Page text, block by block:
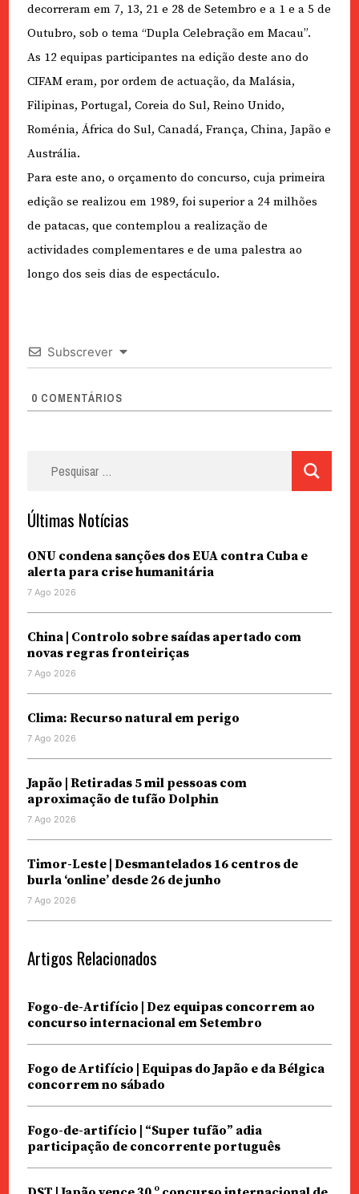
decorreram em 7, 13, 21 e 28 de Setembro e a 1 e a 5 de
Outubro, sob o tema “Dupla Celebração em Macau”.
As 12 equipas participantes na edição deste ano do
CIFAM eram, por ordem de actuação, da Malásia,
Filipinas, Portugal, Coreia do Sul, Reino Unido,
Roménia, África do Sul, Canadá, França, China, Japão e
Austrália.
Para este ano, o orçamento do concurso, cuja primeira
edição se realizou em 1989, foi superior a 24 milhões
de patacas, que contemplou a realização de
actividades complementares e de uma palestra ao
longo dos seis dias de espectáculo.
Subscrever
0 COMENTÁRIOS
Últimas Notícias
ONU condena sanções dos EUA contra Cuba e
alerta para crise humanitária
7 Ago 2026
China | Controlo sobre saídas apertado com
novas regras fronteiriças
7 Ago 2026
Clima: Recurso natural em perigo
7 Ago 2026
Japão | Retiradas 5 mil pessoas com
aproximação de tufão Dolphin
7 Ago 2026
Timor-Leste | Desmantelados 16 centros de
burla ‘online’ desde 26 de junho
7 Ago 2026
Artigos Relacionados
Fogo-de-Artifício | Dez equipas concorrem ao
concurso internacional em Setembro
Fogo de Artifício | Equipas do Japão e da Bélgica
concorrem no sábado
Fogo-de-artifício | “Super tufão” adia
participação de concorrente português